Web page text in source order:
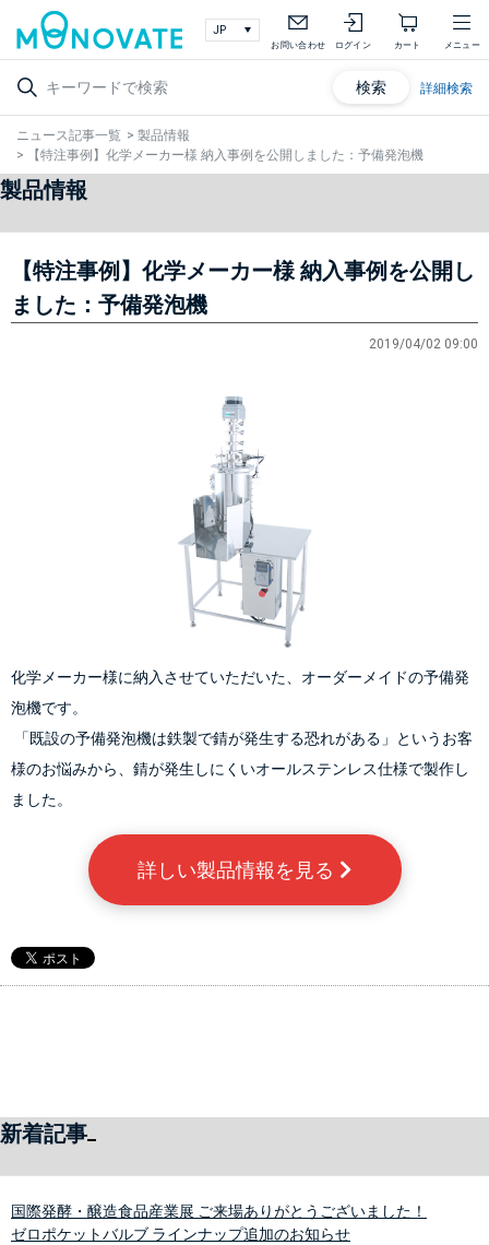
お問い合わせ ログイン カート メニュー
検索 詳細検索
ニュース記事一覧 > 製品情報
>
【特注事例】化学メーカー様 納入事例を公開しました：予備発泡機
製品情報
【特注事例】化学メーカー様 納入事例を公開し
ました：予備発泡機
2019/04/02 09:00
化学メーカー様に納入させていただいた、オーダーメイドの予備発
泡機です。
様のお悩みから、錆が発生しにくいオールステンレス仕様で製作し
ました。
詳しい製品情報を見る
新着記事
国際発酵・醸造食品産業展 ご来場ありがとうございました！
ゼロポケットバルブ ラインナップ追加のお知らせ